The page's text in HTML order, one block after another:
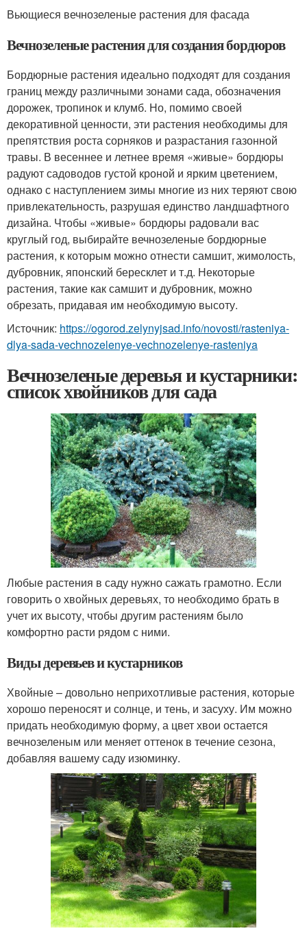
Вьющиеся вечнозеленые растения для фасада
Вечнозеленые растения для создания бордюров
Бордюрные растения идеально подходят для создания
границ между различными зонами сада, обозначения
дорожек, тропинок и клумб. Но, помимо своей
декоративной ценности, эти растения необходимы для
препятствия роста сорняков и разрастания газонной
травы. В весеннее и летнее время «живые» бордюры
радуют садоводов густой кроной и ярким цветением,
однако с наступлением зимы многие из них теряют свою
привлекательность, разрушая единство ландшафтного
дизайна. Чтобы «живые» бордюры радовали вас
круглый год, выбирайте вечнозеленые бордюрные
растения, к которым можно отнести самшит, жимолость,
дубровник, японский бересклет и т.д. Некоторые
растения, такие как самшит и дубровник, можно
обрезать, придавая им необходимую высоту.
Источник: https://ogorod.zelynyjsad.info/novosti/rasteniya-
dlya-sada-vechnozelenye-vechnozelenye-rasteniya
Вечнозеленые деревья и кустарники:
список хвойников для сада
Любые растения в саду нужно сажать грамотно. Если
говорить о хвойных деревьях, то необходимо брать в
учет их высоту, чтобы другим растениям было
комфортно расти рядом с ними.
Виды деревьев и кустарников
Хвойные – довольно неприхотливые растения, которые
хорошо переносят и солнце, и тень, и засуху. Им можно
придать необходимую форму, а цвет хвои остается
вечнозеленым или меняет оттенок в течение сезона,
добавляя вашему саду изюминку.